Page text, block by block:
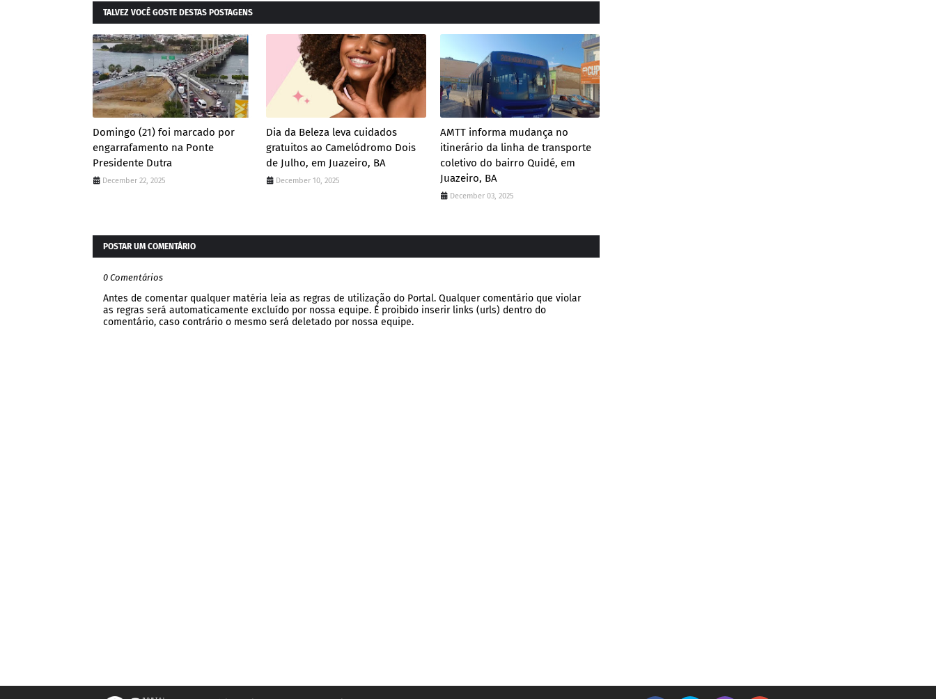
TALVEZ VOCÊ GOSTE DESTAS POSTAGENS
Domingo (21) foi marcado por
engarrafamento na Ponte
Presidente Dutra
December 22, 2025
Dia da Beleza leva cuidados
gratuitos ao Camelódromo Dois
de Julho, em Juazeiro, BA
December 10, 2025
AMTT informa mudança no
itinerário da linha de transporte
coletivo do bairro Quidé, em
Juazeiro, BA
December 03, 2025
POSTAR UM COMENTÁRIO
0 Comentários
Antes de comentar qualquer matéria leia as regras de utilização do Portal. Qualquer comentário que violar
as regras será automaticamente excluído por nossa equipe. É proibido inserir links (urls) dentro do
comentário, caso contrário o mesmo será deletado por nossa equipe.